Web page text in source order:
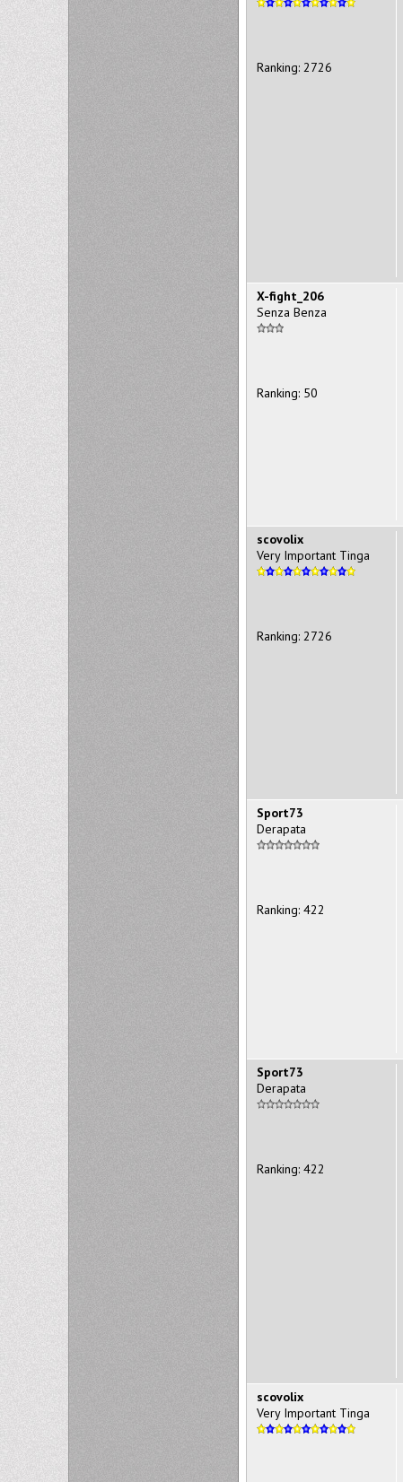
Ranking: 2726
X-fight_206
Senza Benza
Ranking: 50
scovolix
Very Important Tinga
Ranking: 2726
Sport73
Derapata
Ranking: 422
Sport73
Derapata
Ranking: 422
scovolix
Very Important Tinga